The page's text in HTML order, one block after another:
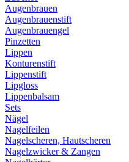
Augenbrauen
Augenbrauenstift
Augenbrauengel
Pinzetten
Lippen
Konturenstift
Lippenstift
Lipgloss
Lippenbalsam
Sets
Nägel
Nagelfeilen
Nagelscheren, Hautscheren
Nagelzwicker & Zangen